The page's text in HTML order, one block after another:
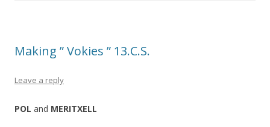
k ix
Making ” Vokies ” 13.C.S.
Leave a reply
POL and MERITXELL